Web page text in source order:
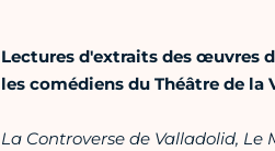
Lectures d'extraits des œuvres
les comédiens du Théâtre de la
La Controverse de Valladolid,